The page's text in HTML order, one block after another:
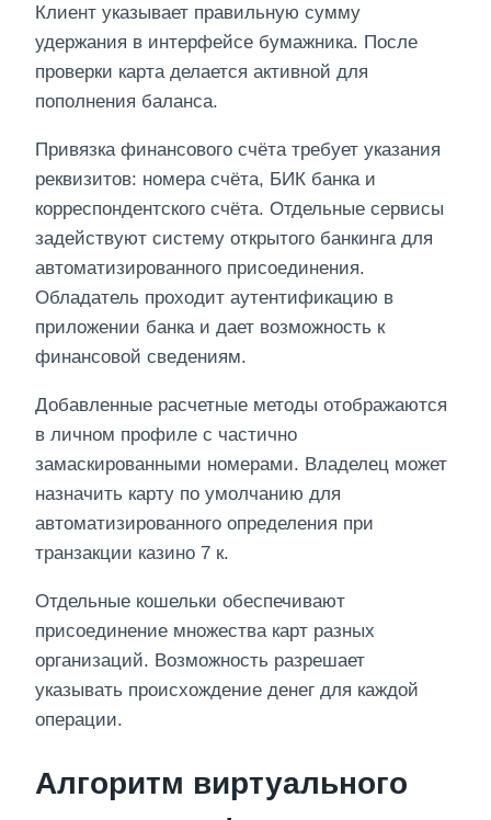
Клиент указывает правильную сумму
удержания в интерфейсе бумажника. После
проверки карта делается активной для
пополнения баланса.
Привязка финансового счёта требует указания
реквизитов: номера счёта, БИК банка и
корреспондентского счёта. Отдельные сервисы
задействуют систему открытого банкинга для
автоматизированного присоединения.
Обладатель проходит аутентификацию в
приложении банка и дает возможность к
финансовой сведениям.
Добавленные расчетные методы отображаются
в личном профиле с частично
замаскированными номерами. Владелец может
назначить карту по умолчанию для
автоматизированного определения при
транзакции казино 7 к.
Отдельные кошельки обеспечивают
присоединение множества карт разных
организаций. Возможность разрешает
указывать происхождение денег для каждой
операции.
Алгоритм виртуального